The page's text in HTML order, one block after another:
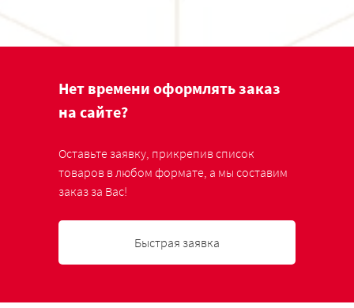
Нет времени оформлять заказ
на сайте?
Оставьте заявку, прикрепив список
товаров в любом формате, а мы составим
заказ за Вас!
Быстрая заявка